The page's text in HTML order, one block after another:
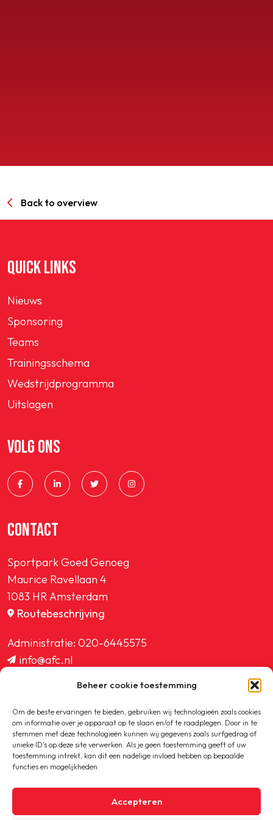
Beheer cookie toestemming
Om de beste ervaringen te bieden, gebruiken wij technologieën zoals cookies
om informatie over je apparaat op te slaan en/of te raadplegen. Door in te
stemmen met deze technologieën kunnen wij gegevens zoals surfgedrag of
unieke ID's op deze site verwerken. Als je geen toestemming geeft of uw
toestemming intrekt, kan dit een nadelige invloed hebben op bepaalde
functies en mogelijkheden.
Accepteren
Back to overview
QUICK LINKS
Nieuws
Sponsoring
Teams
Trainingsschema
Wedstrijdprogramma
Uitslagen
VOLG ONS
CONTACT
Sportpark Goed Genoeg
Maurice Ravellaan 4
1083 HR Amsterdam
Routebeschrijving
Administratie: 020-6445575
info@afc.nl
ledenadministratie@afc.nl
Copyright © 2020-2026 AFC